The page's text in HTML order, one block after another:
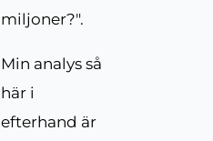
miljoner?".
Min analys så
här i
efterhand är